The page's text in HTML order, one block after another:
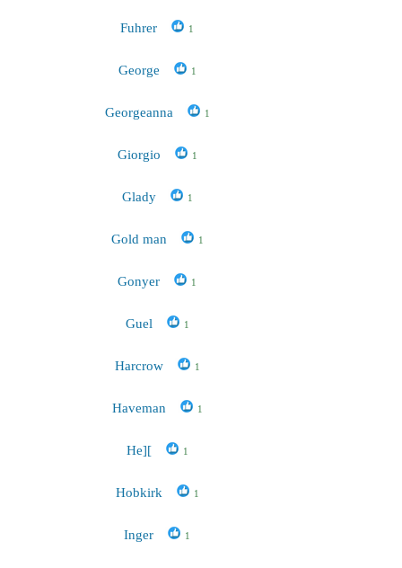
Fuhrer 1
George 1
Georgeanna 1
Giorgio 1
Glady 1
Gold man 1
Gonyer 1
Guel 1
Harcrow 1
Haveman 1
He][ 1
Hobkirk 1
Inger 1